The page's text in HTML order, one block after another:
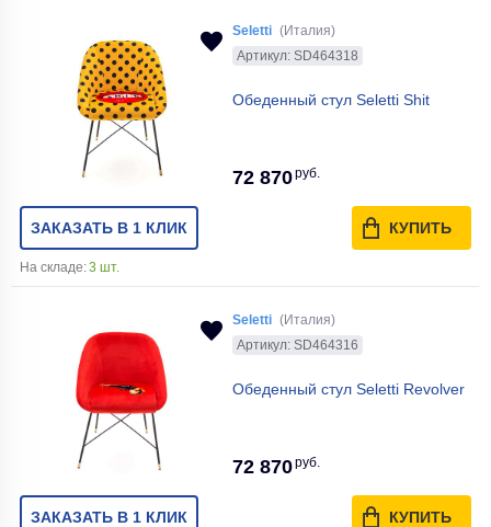
Seletti (Италия)
Артикул: SD464318
Обеденный стул Seletti Shit
72 870руб.
ЗАКАЗАТЬ В 1 КЛИК КУПИТЬ
На складе:3 шт.
Seletti (Италия)
Артикул: SD464316
Обеденный стул Seletti Revolver
72 870руб.
ЗАКАЗАТЬ В 1 КЛИК КУПИТЬ